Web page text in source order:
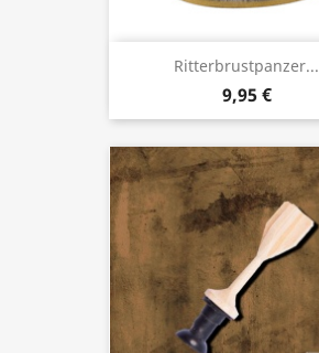
Ritterbrustpanzer...
9,95 €